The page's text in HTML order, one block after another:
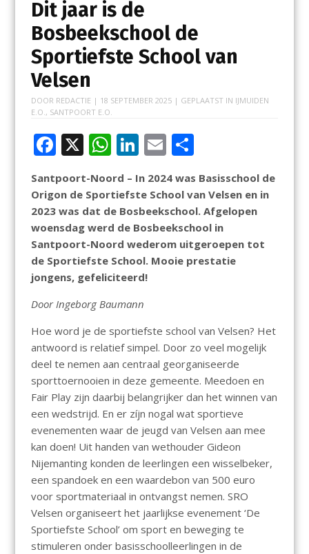
Dit jaar is de
Bosbeekschool de
Sportiefste School van
Velsen
DOOR REDACTIE | 18 SEPTEMBER 2025| GEPLAATST IN IJMUIDEN
E.O. , SANTPOORT E.O.
F
e
b
o
o
k
X W
h
at
s
A
p
p
Li
k
e
dI
n
E
ai
l
D
e
n
Santpoort-Noord – In 2024 was Basisschool de
Origon de Sportiefste School van Velsen en in
2023 was dat de Bosbeekschool. Afgelopen
woensdag werd de Bosbeekschool in
Santpoort-Noord wederom uitgeroepen tot
de Sportiefste School. Mooie prestatie
jongens, gefeliciteerd!
Door Ingeborg Baumann
Hoe word je de sportiefste school van Velsen? Het
antwoord is relatief simpel. Door zo veel mogelijk
deel te nemen aan centraal georganiseerde
sporttoernooien in deze gemeente. Meedoen en
Fair Play zijn daarbij belangrijker dan het winnen van
een wedstrijd. En er zíjn nogal wat sportieve
evenementen waar de jeugd van Velsen aan mee
kan doen! Uit handen van wethouder Gideon
Nijemanting konden de leerlingen een wisselbeker,
een spandoek en een waardebon van 500 euro
voor sportmateriaal in ontvangst nemen. SRO
Velsen organiseert het jaarlijkse evenement ‘De
Sportiefste School’ om sport en beweging te
stimuleren onder basisschoolleerlingen in de